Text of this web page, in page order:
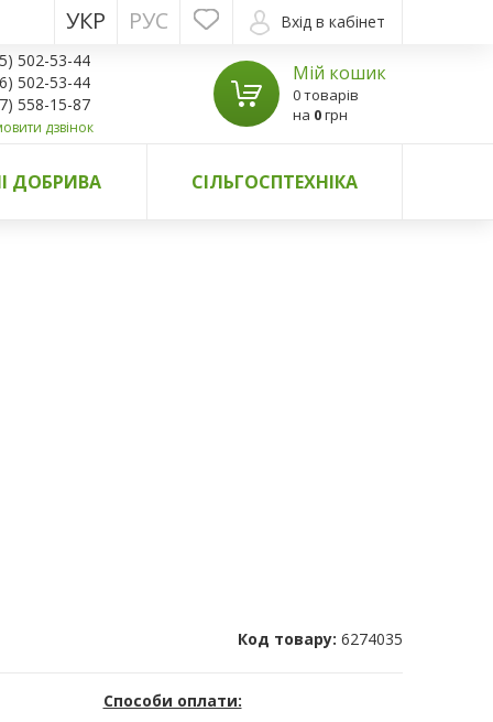
Вхід в кабінет
РУС
УКР
502-53-44
502-53-44
558-15-87
дзвінок
Мій кошик
0 товарів
на 0грн
ДОБРИВА СІЛЬГОСПТЕХНІКА
Код товару: 6274035
Способи оплати: